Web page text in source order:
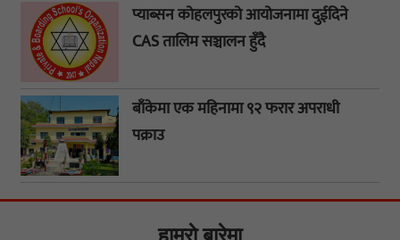
प्याब्सन कोहलपुरको आयोजनामा दुईदिने
CAS तालिम सञ्चालन हुँदै
बाँकेमा एक महिनामा ९२ फरार अपराधी
पक्राउ
हाम्राे बारेमा